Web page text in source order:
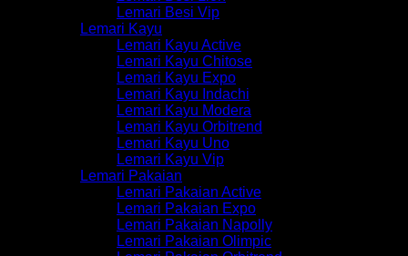
Lemari Besi Vip
Lemari Kayu
Lemari Kayu Active
Lemari Kayu Chitose
Lemari Kayu Expo
Lemari Kayu Indachi
Lemari Kayu Modera
Lemari Kayu Orbitrend
Lemari Kayu Uno
Lemari Kayu Vip
Lemari Pakaian
Lemari Pakaian Active
Lemari Pakaian Expo
Lemari Pakaian Napolly
Lemari Pakaian Olimpic